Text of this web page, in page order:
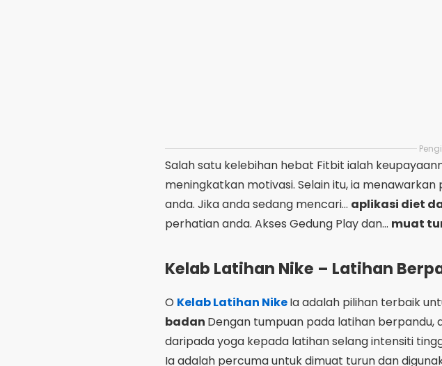
badanDengan tumpuan pada latihan berpandu,
daripada yoga kepada latihan selang intensiti
Ia adalah percuma untuk dimuat turun dan
Selain itu, Nike Training Club menawarkan video
berpengalaman, apl ini boleh menjadi sekutu
Play dan...muat turun sekarang.
Lifesum – Pelan Turun Berat
OLifesumIa adalah satu lagi aplikasi hebat untuk